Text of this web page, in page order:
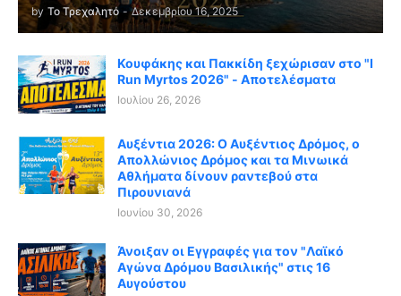
by Το Τρεχαλητό - Δεκεμβρίου 16, 2025
Κουφάκης και Πακκίδη ξεχώρισαν στο "I
Run Myrtos 2026" - Αποτελέσματα
Ιουλίου 26, 2026
Αυξέντια 2026: Ο Αυξέντιος Δρόμος, ο
Απολλώνιος Δρόμος και τα Μινωικά
Αθλήματα δίνουν ραντεβού στα
Πιρουνιανά
Ιουνίου 30, 2026
Άνοιξαν οι Εγγραφές για τον "Λαϊκό
Αγώνα Δρόμου Βασιλικής" στις 16
Αυγούστου